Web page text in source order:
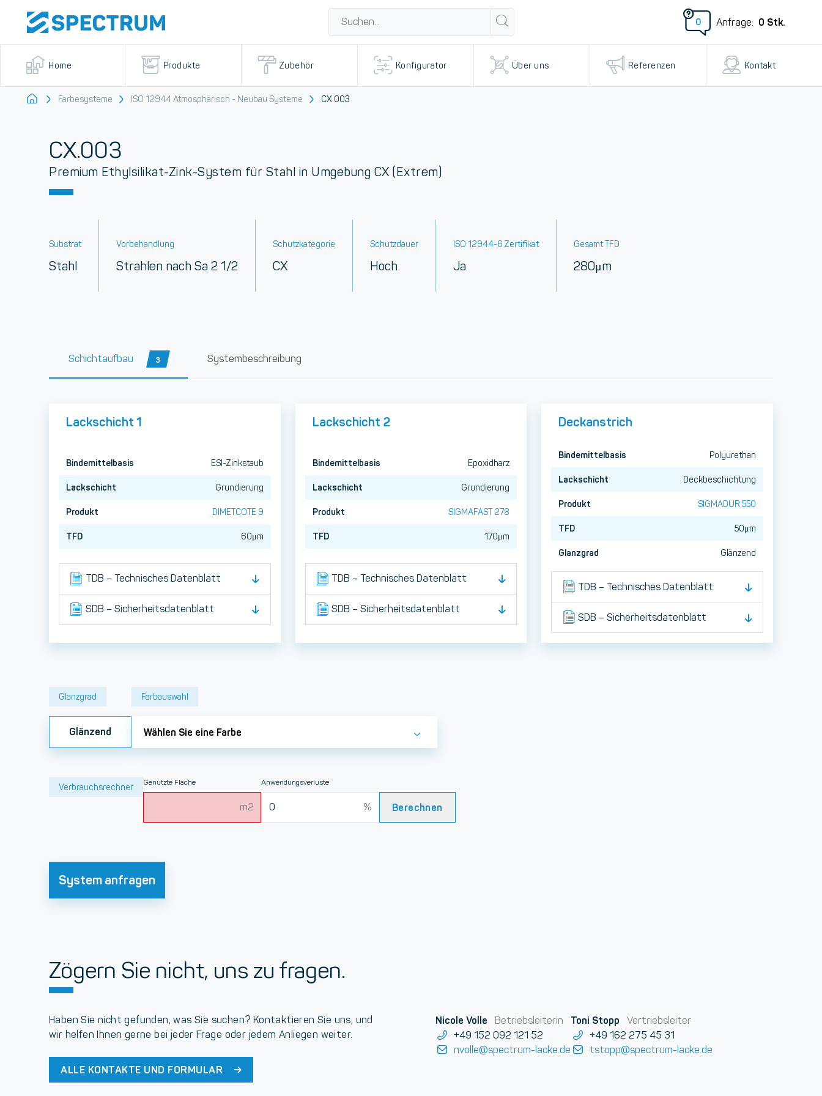
0 Anfrage: 0 Stk.
Home Produkte Zubehör Konfigurator Über uns Referenzen Kontakt
Startseite
Farbesysteme ISO 12944 Atmosphärisch - Neubau Systeme CX.003
CX.003
Premium Ethylsilikat-Zink-System für Stahl in Umgebung CX (Extrem)
Substrat
Stahl
Vorbehandlung
Strahlen nach Sa 2 1/2
Schutzkategorie
CX
Schutzdauer
Hoch
ISO 12944-6 Zertifikat
Ja
Gesamt TFD
280μm
Schichtaufbau 3 Systembeschreibung
Lackschicht 1
Bindemittelbasis ESI-Zinkstaub
Lackschicht Grundierung
Produkt DIMETCOTE 9
TFD 60μm
TDB – Technisches Datenblatt
SDB – Sicherheitsdatenblatt
Lackschicht 2
Bindemittelbasis Epoxidharz
Lackschicht Grundierung
Produkt SIGMAFAST 278
TFD 170μm
TDB – Technisches Datenblatt
SDB – Sicherheitsdatenblatt
Deckanstrich
Bindemittelbasis Polyurethan
Lackschicht Deckbeschichtung
Produkt SIGMADUR 550
TFD 50μm
Glanzgrad Glänzend
TDB – Technisches Datenblatt
SDB – Sicherheitsdatenblatt
Glanzgrad
Glänzend
Farbauswahl
Wählen Sie eine Farbe
Verbrauchsrechner Genutzte Fläche Anwendungsverluste
Berechnen
System anfragen
Zögern Sie nicht, uns zu fragen.
Haben Sie nicht gefunden, was Sie suchen? Kontaktieren Sie uns, und
wir helfen Ihnen gerne bei jeder Frage oder jedem Anliegen weiter.
ALLE KONTAKTE UND FORMULAR
Nicole Volle
Betriebsleiterin
+49 152 092 121 52
nvolle@spectrum-lacke.de
Toni Stopp
Vertriebsleiter
+49 162 275 45 31
tstopp@spectrum-lacke.de